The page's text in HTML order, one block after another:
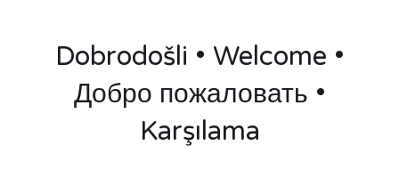
Dobrodošli • Welcome •
Добро пожаловать •
Karşılama